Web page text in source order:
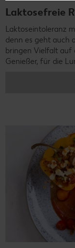
Laktosefreie
Laktoseintoleranz
denn es geht auch
bringen Vielfalt auf
Genießer, für die